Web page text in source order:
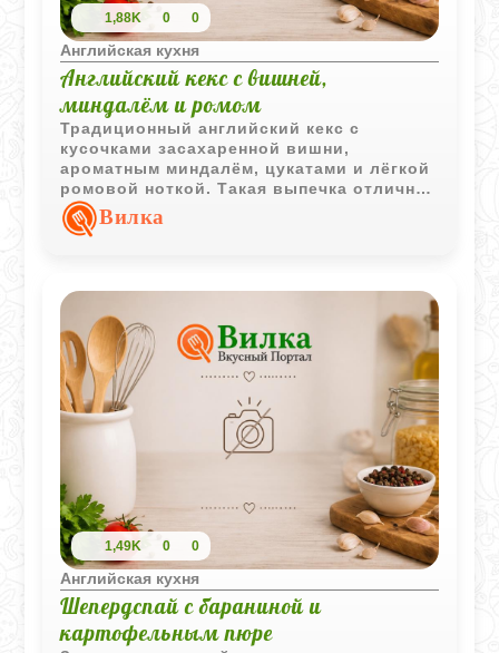
1,88K 0 0
Английская кухня
Английский кекс с вишней,
миндалём и ромом
Традиционный английский кекс с
кусочками засахаренной вишни,
ароматным миндалём, цукатами и лёгкой
ромовой ноткой. Такая выпечка отлично
подходит для неспешного чаепития и
сохраняет насыщенный вкус даже на
Вилка
1,49K 0 0
Английская кухня
Шепердспай с бараниной и
картофельным пюре